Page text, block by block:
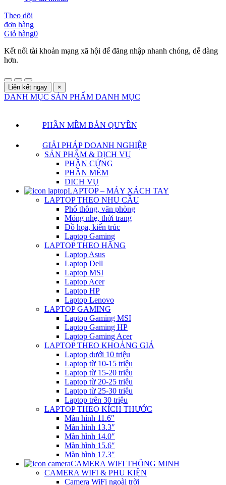
Theo dõi
đơn hàng
Giỏ hàng0
Kết nối tài khoản mạng xã hội để đăng nhập nhanh chóng, dễ dàng
hơn.
Liên kết ngay ×
DANH MỤC SẢN PHẨM DANH MỤC
PHẦN MỀM BẢN QUYỀN
GIẢI PHÁP DOANH NGHIỆP
SẢN PHẨM & DỊCH VỤ
PHẦN CỨNG
PHẦN MỀM
DỊCH VỤ
LAPTOP – MÁY XÁCH TAY
LAPTOP THEO NHU CẦU
Phổ thông, văn phòng
Mỏng nhẹ, thời trang
Đồ họa, kiến trúc
Laptop Gaming
LAPTOP THEO HÃNG
Laptop Asus
Laptop Dell
Laptop MSI
Laptop Acer
Laptop HP
Laptop Lenovo
LAPTOP GAMING
Laptop Gaming MSI
Laptop Gaming HP
Laptop Gaming Acer
LAPTOP THEO KHOẢNG GIÁ
Laptop dưới 10 triệu
Laptop từ 10-15 triệu
Laptop từ 15-20 triệu
Laptop từ 20-25 triệu
Laptop từ 25-30 triệu
Laptop trên 30 triệu
LAPTOP THEO KÍCH THƯỚC
Màn hình 11.6″
Màn hình 13.3″
Màn hình 14.0″
Màn hình 15.6″
Màn hình 17.3″
CAMERA WIFI THÔNG MINH
CAMERA WIFI & PHỤ KIỆN
Camera WiFi ngoài trời